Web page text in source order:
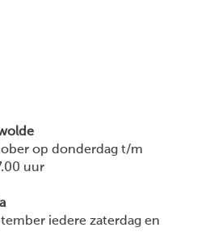
op donderdag t/m
uur
iedere zaterdag en